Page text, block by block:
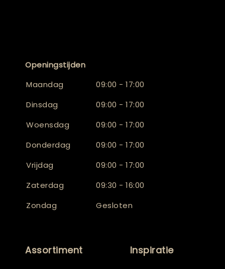
Openingstijden
Maandag
09:00 - 17:00
Dinsdag
09:00 - 17:00
Woensdag
09:00 - 17:00
Donderdag
09:00 - 17:00
Vrijdag
09:00 - 17:00
Zaterdag
09:30 - 16:00
Zondag
Gesloten
Assortiment Inspiratie